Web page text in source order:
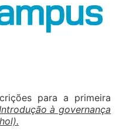
para a primeira
à governança